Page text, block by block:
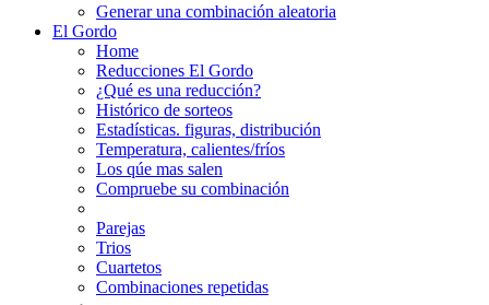
Generar una combinación aleatoria
El Gordo
Home
Reducciones El Gordo
¿Qué es una reducción?
Histórico de sorteos
Estadísticas. figuras, distribución
Temperatura, calientes/fríos
Los qúe mas salen
Compruebe su combinación
Parejas
Trios
Cuartetos
Combinaciones repetidas